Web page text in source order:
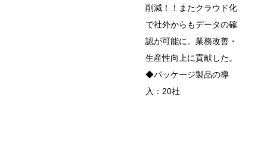
削減！！またクラウド化
で社外からもデータの確
認が可能に。業務改善・
生産性向上に貢献した。
◆パッケージ製品の導
入：20社